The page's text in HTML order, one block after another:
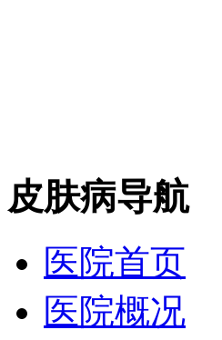
皮肤病导航
医院首页
医院概况